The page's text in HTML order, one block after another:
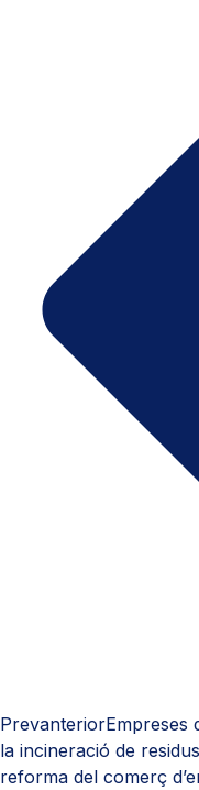
PrevanteriorEmpreses
la incineració de
reforma del comerç